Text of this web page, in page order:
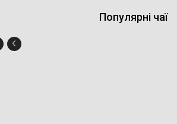
Популярні чаї